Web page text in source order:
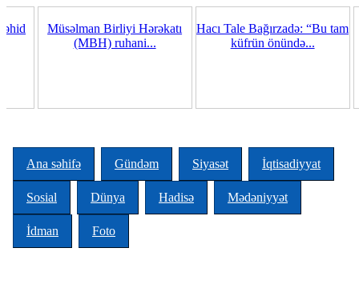
Hacı Tale Bağırzadə: “Bu tam
küfrün önündə...
Ağır cəzalarla İlham Əliyev
medianı susdura...
Ana səhifə Gündəm Siyasət İqtisadiyyat
Sosial Dünya Hadisə Mədəniyyət
İdman Foto